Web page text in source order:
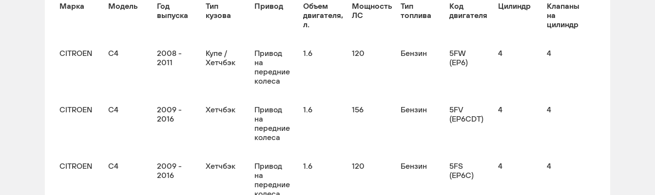
Марка Модель
Год
выпуска
Тип
кузова
Привод
Объем
двигателя,
л.
Мощность
ЛС
Тип
топлива
Код
двигателя
Цилиндр
Клапаны
на
цилиндр
CITROEN C4
2008 -
2011
Купе /
Хетчбэк
Привод
на
передние
колеса
1.6 120 Бензин
5FW
(EP6)
4 4
CITROEN C4
2009 -
2016
Хетчбэк
Привод
на
передние
колеса
1.6 156 Бензин
5FV
(EP6CDT)
4 4
CITROEN C4
2009 -
2016
Хетчбэк
Привод
на
передние
1.6 120 Бензин
5FS
(EP6C)
4 4